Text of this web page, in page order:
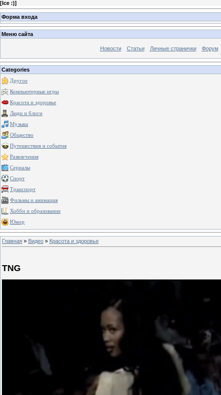
[Ice :)]
Форма входа
Меню сайта
Новости Статьи Личные странички Форум
Categories
Другое
Компьютерные игры
Красота и здоровье
Люди и блоги
Музыка
Общество
Путешествия и события
Развлечения
Сериалы
Спорт
Транспорт
Фильмы и анимация
Хобби и образование
Юмор
Главная » Видео » Красота и здоровье
TNG